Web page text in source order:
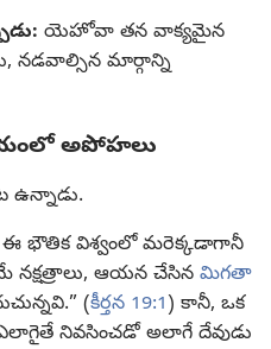
యెహోవా తన వాక్యమైన
నడవాల్సిన మార్గాన్ని
అపోహలు
ఉన్నాడు.
ఈ భౌతిక విశ్వంలో మరెక్కడాగానీ
నక్షత్రాలు, ఆయన చేసిన మిగతా
(కీర్తన 19:1) కానీ, ఒక
ఎలాగైతే నివసించడో అలాగే దేవుడు